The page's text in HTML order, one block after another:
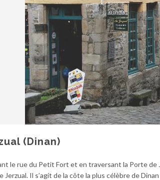
(Dinan)
le rue du Petit Fort et en traversant la Porte de
Jerzual. Il s’agit de la côte la plus célèbre de